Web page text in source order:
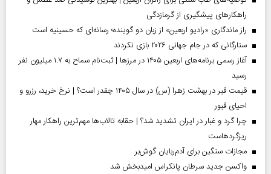
راهکارهای پیشگیری از گرمازدگی
راز ماندگاری «رادیو اربعین» از زبان دو گوینده؛ رسانه‌ای که حسینیه است
ستارگانی که در جام جهانی ۲۰۲۶ بازی نکردند
آغاز رسمی برنامه‌های اربعین ۱۴۰۵ در مرز‌ها | ثبت‌نام سماح به ۱.۷ میلیون نفر
رسید
قیمت قبر در بهشت زهرا (س) در سال ۱۴۰۵ چقدر است؟ | نرخ خرید، رزرو و
احیای قبور
چرا گرد و غبار در ایران تشدید شد؟ | حقابه تالاب‌ها مهم‌ترین راهکار مهار
ریزگردهاست
مجازات سنگین برای آدم‌ربایان گوش‌بر
واکسن جدید سرطان پانکراس امیدبخش شد